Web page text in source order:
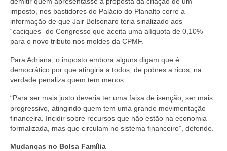
imposto, nos bastidores do Palácio do Planalto corre a
informação de que Jair Bolsonaro teria sinalizado aos
“caciques” do Congresso que aceita uma alíquota de 0,10%
para o novo tributo nos moldes da CPMF.
Para Adriana, o imposto embora alguns digam que é
democrático por que atingiria a todos, de pobres a ricos, na
verdade penaliza quem tem menos.
“Para ser mais justo deveria ter uma faixa de isenção, ser mais
progressivo, atingindo quem tem uma grande movimentação
financeira. Incidir sobre recursos que não estão na economia
formalizada, mas que circulam no sistema financeiro”, defende.
Mudanças no Bolsa Família